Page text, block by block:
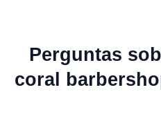
Perguntas
coral